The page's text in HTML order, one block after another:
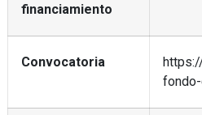
financiamiento
Convocatoria